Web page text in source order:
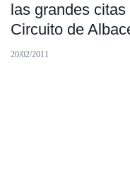
las grandes
Circuito de
20/02/2011